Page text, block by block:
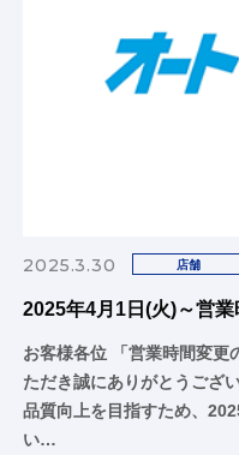
2025.3.30 店舗
2025年4月1日(火)～営
お客様各位 「営業時間変更
ただき誠にありがとうござ
品質向上を目指すため、
い…